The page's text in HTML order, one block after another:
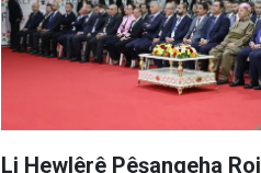
Li Hewlêrê Pêşangeha